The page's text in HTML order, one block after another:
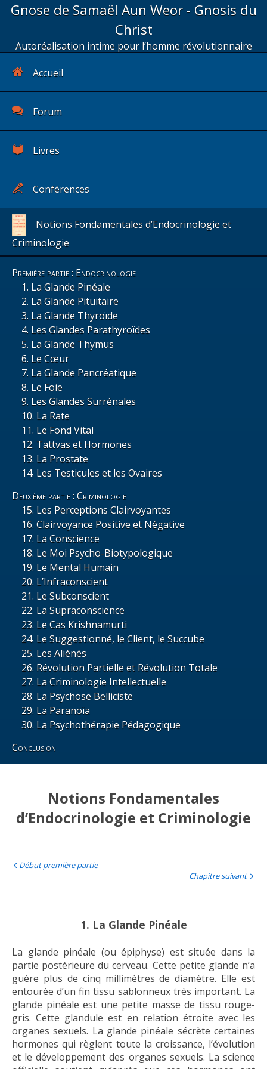
Gnose de Samaël Aun Weor - Gnosis du
Christ
Autoréalisation intime pour l’homme révolutionnaire
Accueil
Forum
Livres
Conférences
Notions Fondamentales d’Endocrinologie et
Criminologie
Première partie : Endocrinologie
La Glande Pinéale
La Glande Pituitaire
La Glande Thyroïde
Les Glandes Parathyroïdes
La Glande Thymus
Le Cœur
La Glande Pancréatique
Le Foie
Les Glandes Surrénales
La Rate
Le Fond Vital
Tattvas et Hormones
La Prostate
Les Testicules et les Ovaires
Deuxième partie : Criminologie
Les Perceptions Clairvoyantes
Clairvoyance Positive et Négative
La Conscience
Le Moi Psycho-Biotypologique
Le Mental Humain
L’Infraconscient
Le Subconscient
La Supraconscience
Le Cas Krishnamurti
Le Suggestionné, le Client, le Succube
Les Aliénés
Révolution Partielle et Révolution Totale
La Criminologie Intellectuelle
La Psychose Belliciste
La Paranoïa
La Psychothérapie Pédagogique
Conclusion
Notions Fondamentales
d’Endocrinologie et Criminologie
Début première partie
Chapitre suivant
1. La Glande Pinéale
La glande pinéale (ou épiphyse) est située dans la
partie postérieure du cerveau. Cette petite glande n’a
guère plus de cinq millimètres de diamètre. Elle est
entourée d’un fin tissu sablonneux très important. La
glande pinéale est une petite masse de tissu rouge-
gris. Cette glandule est en relation étroite avec les
organes sexuels. La glande pinéale sécrète certaines
hormones qui règlent toute la croissance, l’évolution
et le développement des organes sexuels. La science